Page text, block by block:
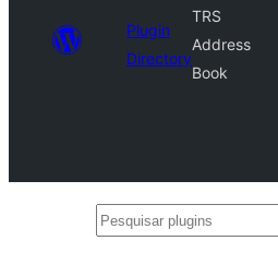
Plugin
Directory
TRS
Address
Book
Pesquisar